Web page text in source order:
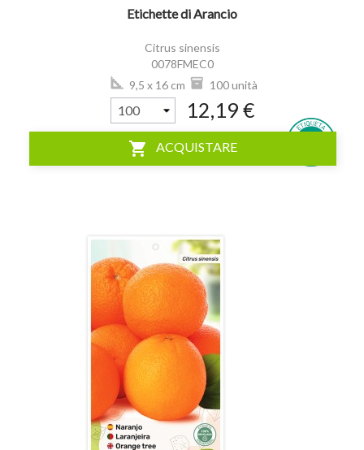
Etichette di Arancio
Citrus sinensis
0078FMEC0
9,5 x 16 cm
100 unità
12,19 €
shopping_cart ACQUISTARE